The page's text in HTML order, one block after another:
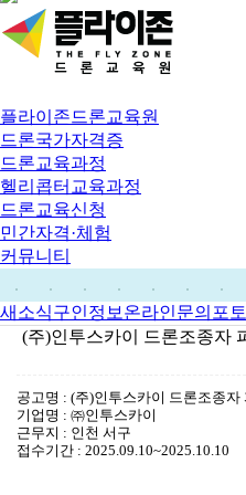
플라이존드론교육원
드론국가자격증
드론교육과정
헬리콥터교육과정
드론교육신청
민간자격·체험
커뮤니티
새소식구인정보 온라인문의 포
(주)인투스카이 드론조종자
공고명 : (주)인투스카이 드론조종
기업명 : ㈜인투스카이
근무지 : 인천 서구
접수기간 : 2025.09.10~2025.10.10